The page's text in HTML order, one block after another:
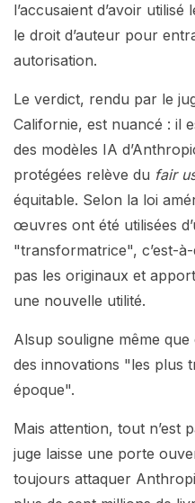
l’accusaient d’avoir
le droit d’auteur pour
autorisation.
Le verdict, rendu par le
Californie, est nuancé : il
des modèles IA
protégées relève du fair
équitable. Selon la loi
œuvres ont été utilisées
"transformatrice", c’est-
pas les originaux et
une nouvelle utilité.
Alsup souligne même
des innovations "les plus
époque".
Mais attention, tout n’est
juge laisse une porte
toujours attaquer